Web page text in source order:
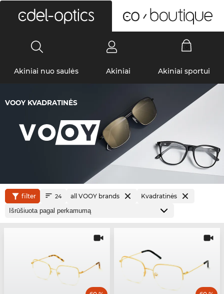
Akiniai nuo saulės Akiniai Akiniai sportui
VOOY KVADRATINĖS
filter 24 all VOOY brands Kvadratinės